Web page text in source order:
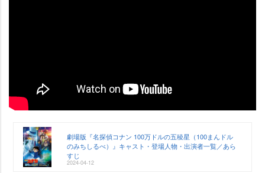
劇場版『名探偵コナン 100万ドルの五稜星（100まんドル
のみちしるべ）』キャスト・登場人物・出演者一覧／あら
すじ
2024-04-12